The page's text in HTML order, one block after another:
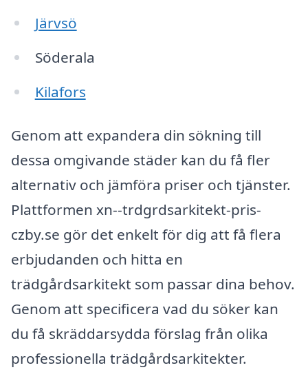
Järvsö
Söderala
Kilafors
Genom att expandera din sökning till
dessa omgivande städer kan du få fler
alternativ och jämföra priser och tjänster.
Plattformen xn--trdgrdsarkitekt-pris-
czby.se gör det enkelt för dig att få flera
erbjudanden och hitta en
trädgårdsarkitekt som passar dina behov.
Genom att specificera vad du söker kan
du få skräddarsydda förslag från olika
professionella trädgårdsarkitekter.